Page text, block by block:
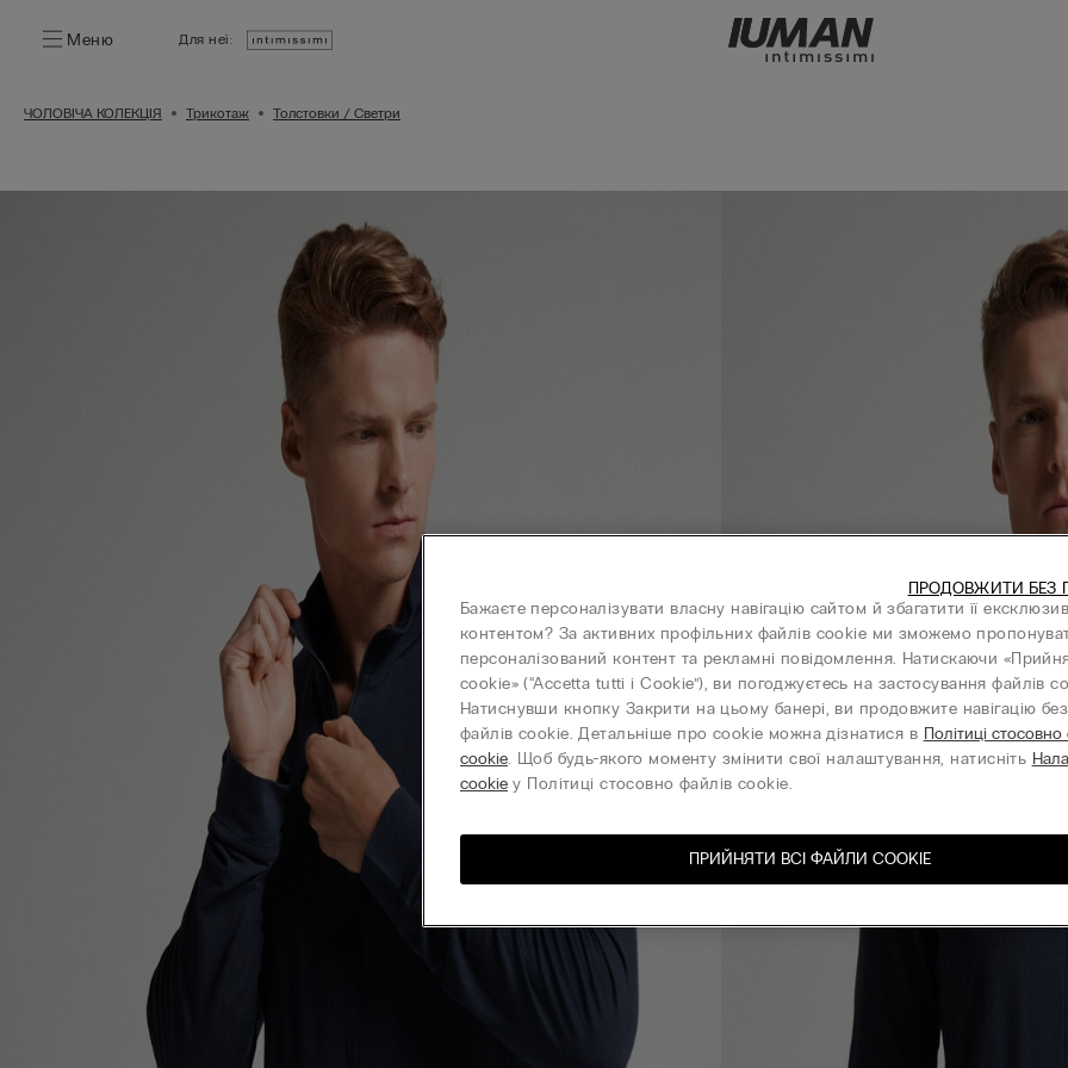
Меню Для неї:
ЧОЛОВІЧА КОЛЕКЦІЯ Трикотаж Толстовки / Светри
Бажаєте персоналізувати власну навігацію сайтом й збагатити її
контентом? За активних профільних файлів cookie ми зможемо
персоналізований контент та рекламні повідомлення. Натискаючи
cookie» (“Accetta tutti i Cookie”), ви погоджуєтесь на застосування файлів
Натиснувши кнопку Закрити на цьому банері, ви продовжите навігацію без
файлів cookie. Детальніше про cookie можна дізнатися в Політиці стосовно
cookie. Щоб будь-якого моменту змінити свої налаштування, натисніть
cookie у Політиці стосовно файлів cookie.
ПРИЙНЯТИ ВСІ ФАЙЛИ СOOKIE
ПРОДОВЖИТИ БЕЗ